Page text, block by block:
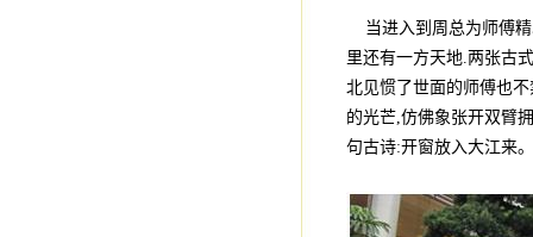
当进入到周总为师傅精
里还有一方天地.两张古
北见惯了世面的师傅也
的光芒,仿佛象张开双臂
句古诗:开窗放入大江来。